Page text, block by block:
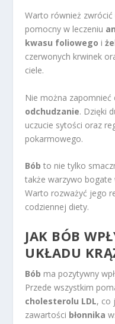
Warto również
pomocny w leczeniu
kwasu foliowego i
czerwonych krwinek
ciele.
Nie można
odchudzanie. Dzięki
uczucie sytości oraz
pokarmowego.
Bób to nie tylko
także warzywo bogate
Warto rozważyć jego
codziennej diety.
JAK BÓB
UKŁADU
Bób ma pozytywny
Przede wszystkim
cholesterolu LDL, co
zawartości błonnika